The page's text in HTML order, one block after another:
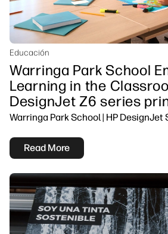
Educación
Warringa Park School
Learning in the
DesignJet Z6 series
Warringa Park School | HP
Read More